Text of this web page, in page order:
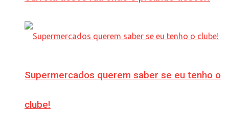
Supermercados querem saber se eu tenho o
clube!